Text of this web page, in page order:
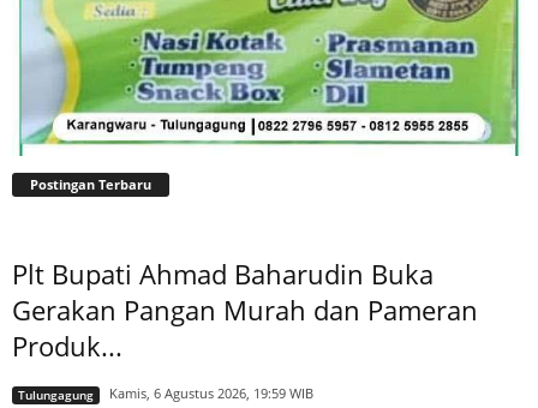
Postingan Terbaru
Plt Bupati Ahmad Baharudin Buka
Gerakan Pangan Murah dan Pameran
Produk...
Tulungagung Kamis, 6 Agustus 2026, 19:59 WIB